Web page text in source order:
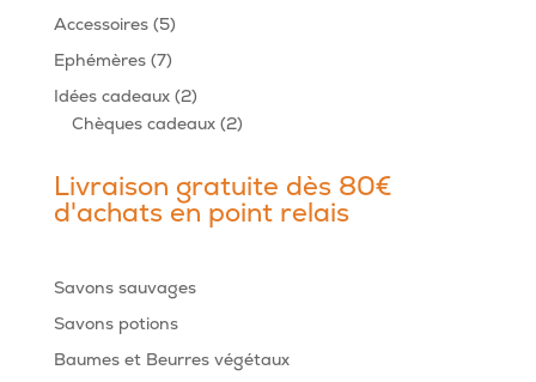
produits
Accessoires 55
produits
Ephémères 77
produits
Idées cadeaux 22
produits
Chèques cadeaux 22
Livraison gratuite dès 80€
d'achats en point relais
Savons sauvages
Savons potions
Baumes et Beurres végétaux